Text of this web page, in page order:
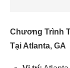
Chương Trình
Tại Atlanta, GA